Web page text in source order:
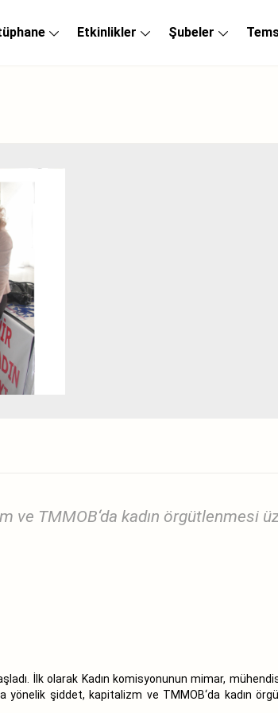
Etkinlikler Şubeler
TMMOB‘da kadın örgütlenmesi
İlk olarak Kadın komisyonunun mimar,
yönelik şiddet, kapitalizm ve TMMOB‘da kadın